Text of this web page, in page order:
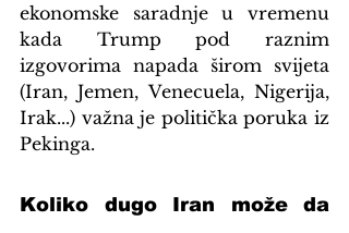
ekonomske saradnje u vremenu
kada Trump pod raznim
izgovorima napada širom svijeta
(Iran, Jemen, Venecuela, Nigerija,
Irak...) važna je politička poruka iz
Pekinga.
Koliko dugo Iran može da